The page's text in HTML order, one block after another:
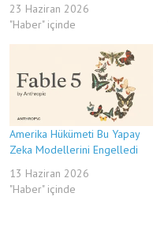
23 Haziran 2026
"Haber" içinde
Amerika Hükümeti Bu Yapay
Zeka Modellerini Engelledi
13 Haziran 2026
"Haber" içinde